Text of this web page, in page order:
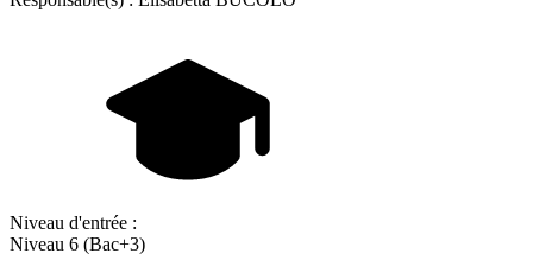
Niveau d'entrée :
Niveau 6 (Bac+3)